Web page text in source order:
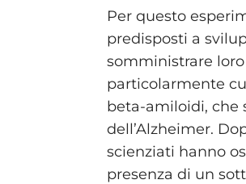
Per questo
predisposti a
somministrare
particolarmente
beta-amiloidi, che
dell’Alzheimer.
scienziati hanno
presenza di un